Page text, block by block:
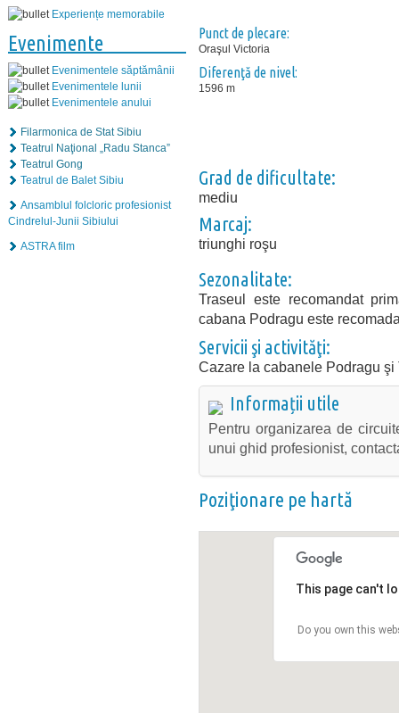
Experiențe memorabile
Evenimente
Evenimentele săptămânii
Evenimentele lunii
Evenimentele anului
Filarmonica de Stat Sibiu
Teatrul Naţional „Radu Stanca”
Teatrul Gong
Teatrul de Balet Sibiu
Ansamblul folcloric profesionist
Cindrelul-Junii Sibiului
ASTRA film
Punct de plecare:
Oraşul Victoria
Diferenţă de nivel:
1596 m
Grad de dificultate:
mediu
Marcaj:
triunghi roşu
Sezonalitate:
Traseul este recomandat
cabana Podragu este
Servicii şi activităţi:
Cazare la cabanele Podragu
Informații utile
Pentru organizarea de
unui ghid profesionist,
Poziţionare pe hartă
This page can't
Do you own this